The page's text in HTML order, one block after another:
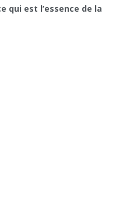
qui est l’essence de la